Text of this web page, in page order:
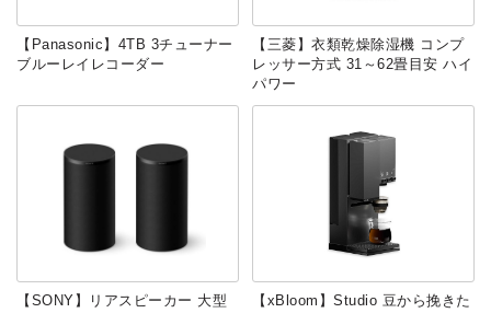
【Panasonic】4TB 3チューナー
ブルーレイレコーダー
【三菱】衣類乾燥除湿機 コンプ
レッサー方式 31～62畳目安 ハイ
パワー
【SONY】リアスピーカー 大型
【xBloom】Studio 豆から挽きた